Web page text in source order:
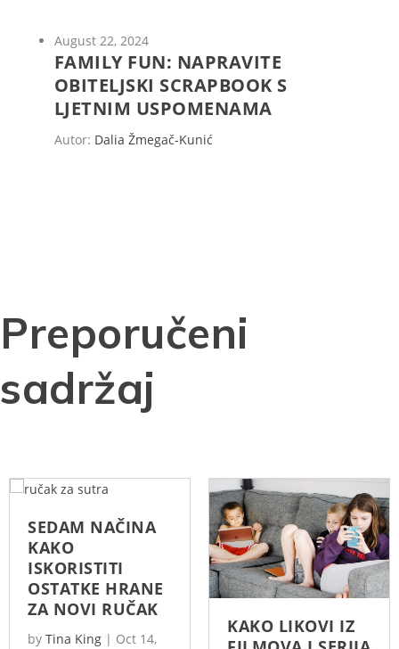
August 22, 2024
FAMILY FUN: NAPRAVITE
OBITELJSKI SCRAPBOOK S
LJETNIM USPOMENAMA
Autor: Dalia Žmegač-Kunić
Preporučeni
sadržaj
SEDAM NAČINA
KAKO
ISKORISTITI
OSTATKE HRANE
ZA NOVI RUČAK
by Tina King | Oct 14,
KAKO LIKOVI IZ